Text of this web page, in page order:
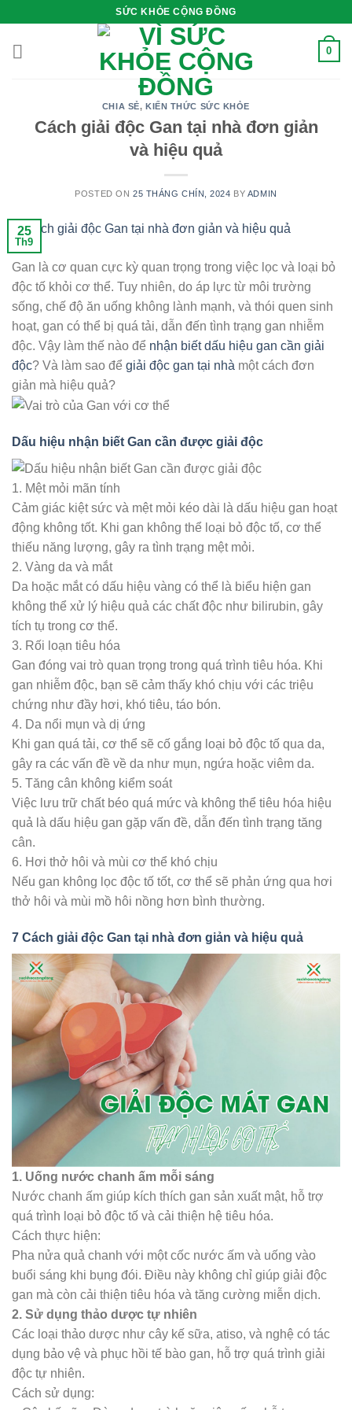
content
SỨC KHỎE CỘNG ĐỒNG
0
CHIA SẺ, KIẾN THỨC SỨC KHỎE
Cách giải độc Gan tại nhà đơn giản
và hiệu quả
POSTED ON 25 THÁNG CHÍN, 2024 BY ADMIN
25
Th9
Gan là cơ quan cực kỳ quan trọng trong việc lọc và loại bỏ
độc tố khỏi cơ thể. Tuy nhiên, do áp lực từ môi trường
sống, chế độ ăn uống không lành mạnh, và thói quen sinh
hoạt, gan có thể bị quá tải, dẫn đến tình trạng gan nhiễm
độc. Vậy làm thế nào để nhận biết dấu hiệu gan cần giải
độc? Và làm sao để giải độc gan tại nhà một cách đơn
giản mà hiệu quả?
Dấu hiệu nhận biết Gan cần được giải độc
1. Mệt mỏi mãn tính
Cảm giác kiệt sức và mệt mỏi kéo dài là dấu hiệu gan hoạt
động không tốt. Khi gan không thể loại bỏ độc tố, cơ thể
thiếu năng lượng, gây ra tình trạng mệt mỏi.
2. Vàng da và mắt
Da hoặc mắt có dấu hiệu vàng có thể là biểu hiện gan
không thể xử lý hiệu quả các chất độc như bilirubin, gây
tích tụ trong cơ thể.
3. Rối loạn tiêu hóa
Gan đóng vai trò quan trọng trong quá trình tiêu hóa. Khi
gan nhiễm độc, bạn sẽ cảm thấy khó chịu với các triệu
chứng như đầy hơi, khó tiêu, táo bón.
4. Da nổi mụn và dị ứng
Khi gan quá tải, cơ thể sẽ cố gắng loại bỏ độc tố qua da,
gây ra các vấn đề về da như mụn, ngứa hoặc viêm da.
5. Tăng cân không kiểm soát
Việc lưu trữ chất béo quá mức và không thể tiêu hóa hiệu
quả là dấu hiệu gan gặp vấn đề, dẫn đến tình trạng tăng
cân.
6. Hơi thở hôi và mùi cơ thể khó chịu
Nếu gan không lọc độc tố tốt, cơ thể sẽ phản ứng qua hơi
thở hôi và mùi mồ hôi nồng hơn bình thường.
7 Cách giải độc Gan tại nhà đơn giản và hiệu quả
1. Uống nước chanh ấm mỗi sáng
Nước chanh ấm giúp kích thích gan sản xuất mật, hỗ trợ
quá trình loại bỏ độc tố và cải thiện hệ tiêu hóa.
Cách thực hiện:
Pha nửa quả chanh với một cốc nước ấm và uống vào
buổi sáng khi bụng đói. Điều này không chỉ giúp giải độc
gan mà còn cải thiện tiêu hóa và tăng cường miễn dịch.
2. Sử dụng thảo dược tự nhiên
Các loại thảo dược như cây kế sữa, atiso, và nghệ có tác
dụng bảo vệ và phục hồi tế bào gan, hỗ trợ quá trình giải
độc tự nhiên.
Cách sử dụng: